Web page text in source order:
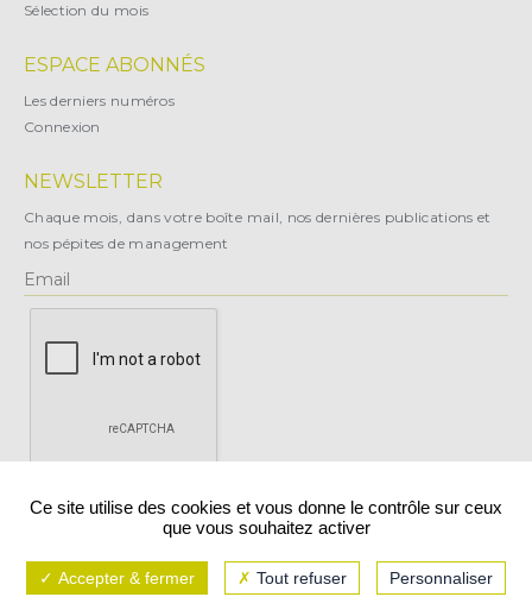
Sélection du mois
ESPACE ABONNÉS
Les derniers numéros
Connexion
NEWSLETTER
Chaque mois, dans votre boîte mail, nos dernières publications et
nos pépites de management
Ce site utilise des cookies et vous donne le contrôle sur ceux
que vous souhaitez activer
Accepter & fermer Tout refuser Personnaliser